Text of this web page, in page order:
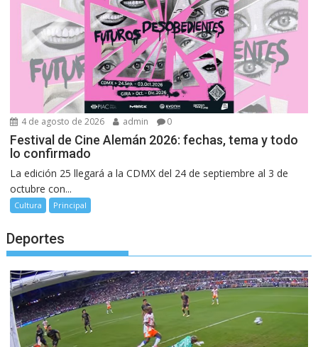
4 de agosto de 2026 admin 0
Festival de Cine Alemán 2026: fechas, tema y todo
lo confirmado
La edición 25 llegará a la CDMX del 24 de septiembre al 3 de
octubre con...
Cultura Principal
Deportes